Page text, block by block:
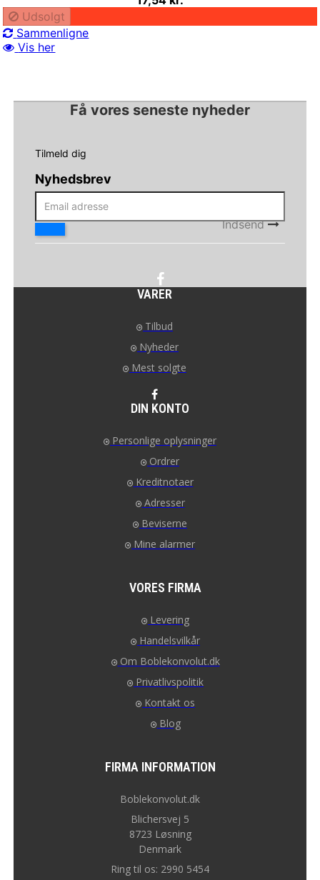
Udsolgt
Sammenligne
Vis her
Få vores seneste nyheder
Tilmeld dig
Nyhedsbrev
Indsend
VARER
Tilbud
Nyheder
Mest solgte
DIN KONTO
Personlige oplysninger
Ordrer
Kreditnotaer
Adresser
Beviserne
Mine alarmer
VORES FIRMA
Levering
Handelsvilkår
Om Boblekonvolut.dk
Privatlivspolitik
Kontakt os
Blog
FIRMA INFORMATION
Boblekonvolut.dk
Blichersvej 5
8723 Løsning
Denmark
Ring til os: 2990 5454